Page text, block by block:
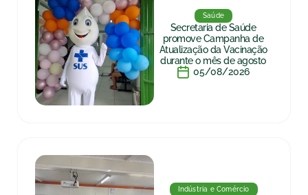
Saúde
Secretaria de Saúde
promove Campanha de
Atualização da Vacinação
durante o mês de agosto
05/08/2026
Indústria e Comércio